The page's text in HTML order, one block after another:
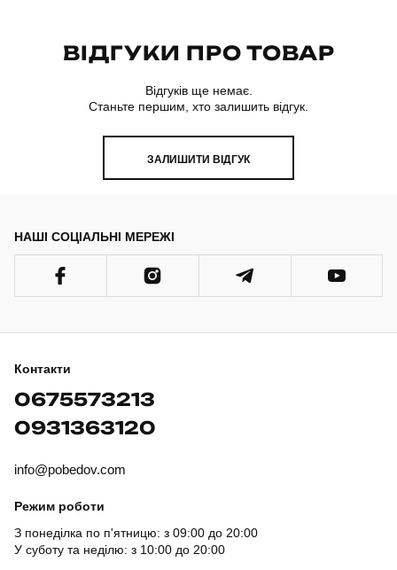
ВІДГУКИ ПРО ТОВАР
Відгуків ще немає.
Станьте першим, хто залишить відгук.
ЗАЛИШИТИ ВІДГУК
НАШІ СОЦІАЛЬНІ МЕРЕЖІ
Контакти
0675573213
0931363120
info@pobedov.com
Режим роботи
З понеділка по п'ятницю: з 09:00 до 20:00
У суботу та неділю: з 10:00 до 20:00